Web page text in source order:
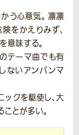
う心意気。 凛凛
をかえりみず、
意味する。
テーマ曲でも有
ないアンパンマ
クを駆使し、大
とが多い。